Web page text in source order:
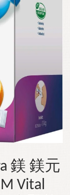
鎂 鎂元
Vital